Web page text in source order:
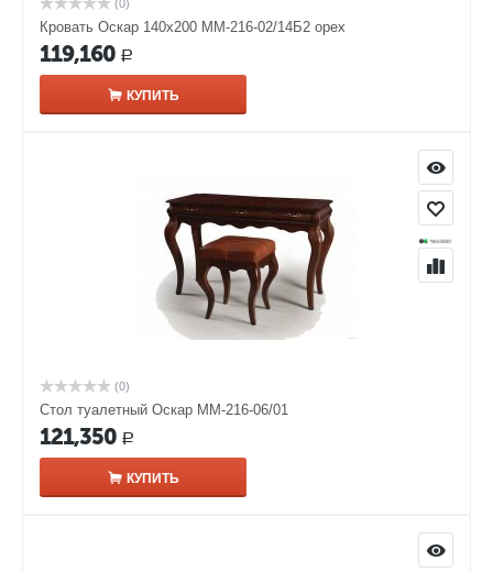
(0)
Кровать Оскар 140х200 ММ-216-02/14Б2 орех
119,160 Р
КУПИТЬ
(0)
Стол туалетный Оскар ММ-216-06/01
121,350 Р
КУПИТЬ